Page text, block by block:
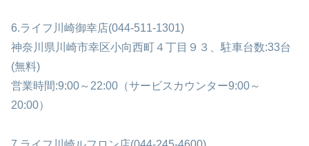
6.ライフ川崎御幸店(044-511-1301)
神奈川県川崎市幸区小向西町４丁目９３、駐車台数:33台
(無料)
営業時間:9:00～22:00（サービスカウンター9:00～
20:00）